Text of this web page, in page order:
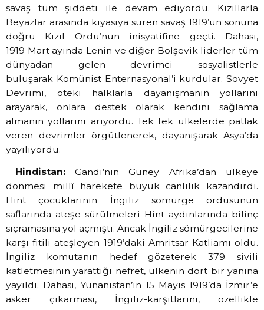
savaş tüm şiddeti ile devam ediyordu. Kızıllarla
Beyazlar arasında kıyasıya süren savaş 1919’un sonuna
doğru Kızıl Ordu’nun inisyatifine geçti. Dahası,
1919 Mart ayında Lenin ve diğer Bolşevik liderler tüm
dünyadan gelen devrimci sosyalistlerle
buluşarak Komünist Enternasyonal’i kurdular. Sovyet
Devrimi, öteki halklarla dayanışmanın yollarını
arayarak, onlara destek olarak kendini sağlama
almanın yollarını arıyordu. Tek tek ülkelerde patlak
veren devrimler örgütlenerek, dayanışarak Asya’da
yayılıyordu.
Hindistan:
Gandi’nin Güney Afrika’dan ülkeye
dönmesi millî harekete büyük canlılık kazandırdı.
Hint çocuklarının İngiliz sömürge ordusunun
saflarında ateşe sürülmeleri Hint aydınlarında bilinç
sıçramasına yol açmıştı. Ancak İngiliz sömürgecilerine
karşı fitili ateşleyen 1919’daki Amritsar Katliamı oldu.
İngiliz komutanın hedef gözeterek 379 sivili
katletmesinin yarattığı nefret, ülkenin dört bir yanına
yayıldı. Dahası, Yunanistan’ın 15 Mayıs 1919’da İzmir’e
asker çıkarması, İngiliz-karşıtlarını, özellikle